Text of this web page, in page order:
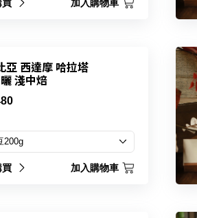
買 加入購物車
亞 西達摩 哈拉塔
淺中焙
買 加入購物車